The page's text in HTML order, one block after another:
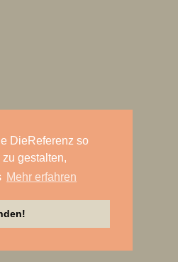
DieReferenz so
gestalten,
Mehr erfahren